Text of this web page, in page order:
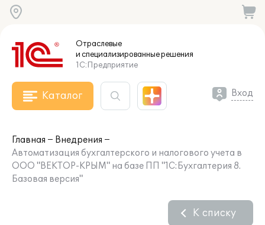
Отраслевые
и специализированныерешения
1С:Предприятие
Каталог Вход
Главная
Внедрения
Автоматизация бухгалтерского и налогового учета в
ООО "ВЕКТОР-КРЫМ" на базе ПП "1С:Бухгалтерия 8.
Базовая версия"
К списку